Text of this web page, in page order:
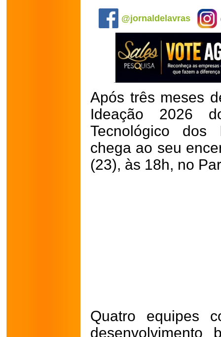
@jornaldelavras
Após três meses
Ideação 2026
Tecnológico
chega ao seu
(23), às 18h, no
Quatro equipes
desenvolvimento